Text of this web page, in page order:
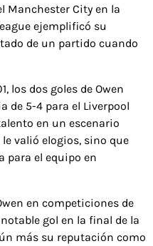
Manchester City en la
ejemplificó su
de un partido cuando
los dos goles de Owen
de 5-4 para el Liverpool
en un escenario
valió elogios, sino que
para el equipo en
en competiciones de
gol en la final de la
más su reputación como